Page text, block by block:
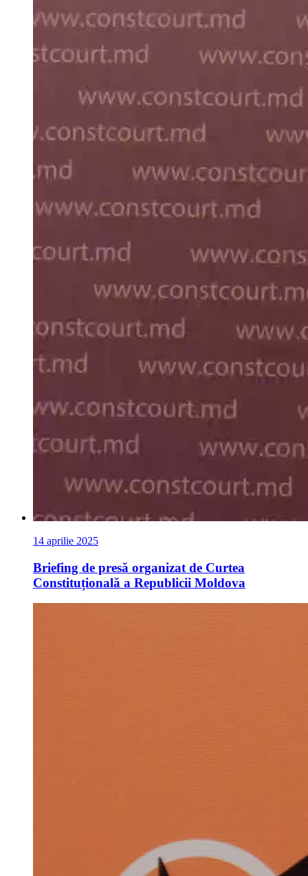
14 aprilie 2025
Briefing de presă organizat de Curtea
Constituțională a Republicii Moldova